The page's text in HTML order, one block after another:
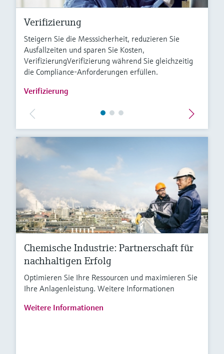
Verifizierung
Steigern Sie die Messsicherheit, reduzieren Sie
Ausfallzeiten und sparen Sie Kosten,
VerifizierungVerifizierung während Sie gleichzeitig
die Compliance-Anforderungen erfüllen.
Verifizierung
Chemische Industrie: Partnerschaft für
nachhaltigen Erfolg
Optimieren Sie Ihre Ressourcen und maximieren Sie
Ihre Anlagenleistung. Weitere Informationen
Weitere Informationen